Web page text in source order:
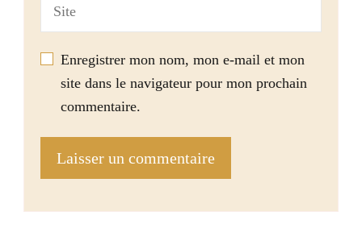
Enregistrer mon nom, mon e-mail et mon
site dans le navigateur pour mon prochain
commentaire.